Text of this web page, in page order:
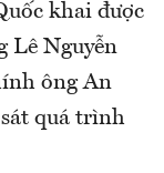
khai được
Lê Nguyễn
ông An
quá trình